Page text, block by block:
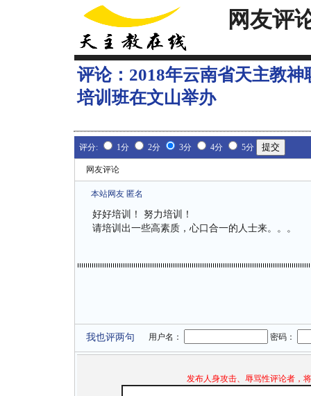
网友评
评论： 2018年云南省天主教
培训班在文山举办
评分: 1分 2分 3分 4分 5分
网友评论
本站网友 匿名
好好培训！ 努力培训！
请培训出一些高素质，心口合一的人士来。。。
我也评两句 用户名： 密码：
发布人身攻击、辱骂性评论者，